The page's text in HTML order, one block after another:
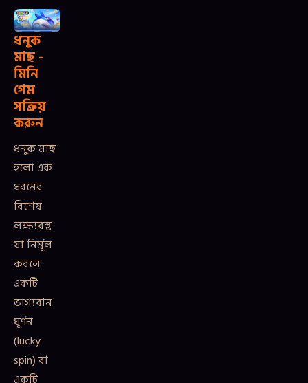
ধনুক
মাছ -
মিনি
গেম
সক্রিয়
করুন
ধনুক মাছ
হলো এক
ধরনের
বিশেষ
লক্ষ্যবস্তু
যা নির্মূল
করলে
একটি
ভাগ্যবান
ঘূর্ণন
(lucky
spin) বা
একটি